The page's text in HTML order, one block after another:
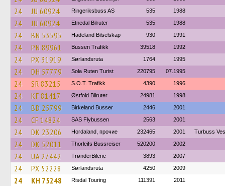
24 JU 60924 Ringeriksbuss AS 535 1988
24 JU 60924 Etnedal Bilruter 535 1988
24 BN 53595 Hadeland Bilselskap 930 1991
24 PN 89961 Bussen Trafikk 39518 1992
24 PX 31919 Sørlandsruta 1764 1995
24 DH 57779 Sola Ruten Turist 220795 07.1995
24 SR 83215 S.O.T. Trafikk 4390 1996
24 KF 81417 Østfold Bilruter 24981 1998
24 BD 25799 Birkeland Busser 2446 2001
24 CF 14824 SAS Flybussen 2563 2001
24 DK 23206 Hordaland, прочие 232465 2001 Turbuss
24 DK 52011 Thorleifs Bussreiser 520200 2002
24 UA 27442 TrønderBilene 3893 2007
24 PX 52228 Sørlandsruta 4250 2009
24 KH 75248 Risdal Touring 111391 2011